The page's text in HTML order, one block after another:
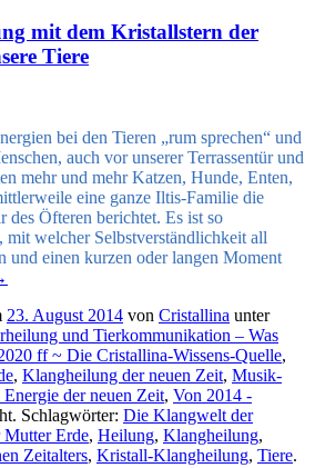
mit dem Kristallstern der
Tiere
bei den Tieren „rum sprechen“ und
auch vor unserer Terrassentür und
mehr und mehr Katzen, Hunde, Enten,
eine ganze Iltis-Familie die
des Öfteren berichtet. Es ist so
mit welcher Selbstverständlichkeit all
und einen kurzen oder langen Moment
23. August 2014 von Cristallina unter
und Tierkommunikation – Was
ff ~ Die Cristallina-Wissens-Quelle,
, Klangheilung der neuen Zeit, Musik-
der neuen Zeit, Von 2014 -
Schlagwörter: Die Klangwelt der
Erde, Heilung, Klangheilung,
Zeitalters, Kristall-Klangheilung, Tiere.